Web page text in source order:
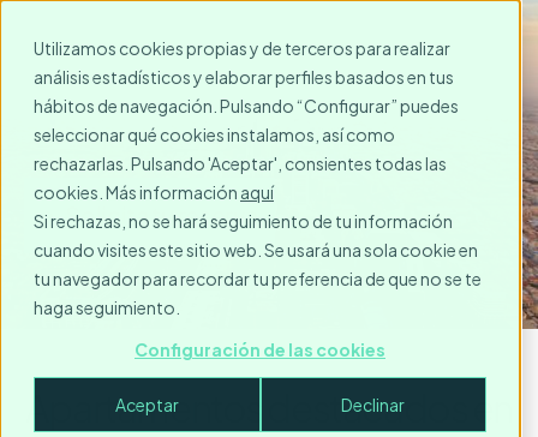
Utilizamos cookies propias y de terceros para realizar
análisis estadísticos y elaborar perfiles basados en tus
hábitos de navegación. Pulsando “Configurar” puedes
seleccionar qué cookies instalamos, así como
rechazarlas. Pulsando 'Aceptar', consientes todas las
cookies. Más información aquí
Si rechazas, no se hará seguimiento de tu información
cuando visites este sitio web. Se usará una sola cookie en
tu navegador para recordar tu preferencia de que no se te
haga seguimiento.
Configuración de las cookies
Aceptar Declinar
Alquiler temporal en Riad
Solicita tu reserva
Apartamentos destacados en